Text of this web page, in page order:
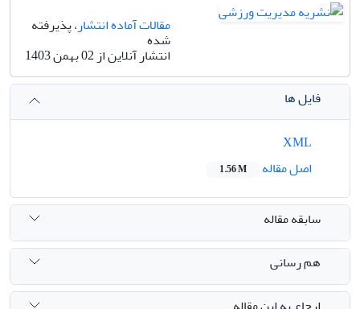
مقالات آماده انتشار، پذیرفته
شده
انتشار آنلاین از 02 بهمن 1403
فایل ها
اصل مقاله
1.56 M
سابقه مقاله
هم رسانی